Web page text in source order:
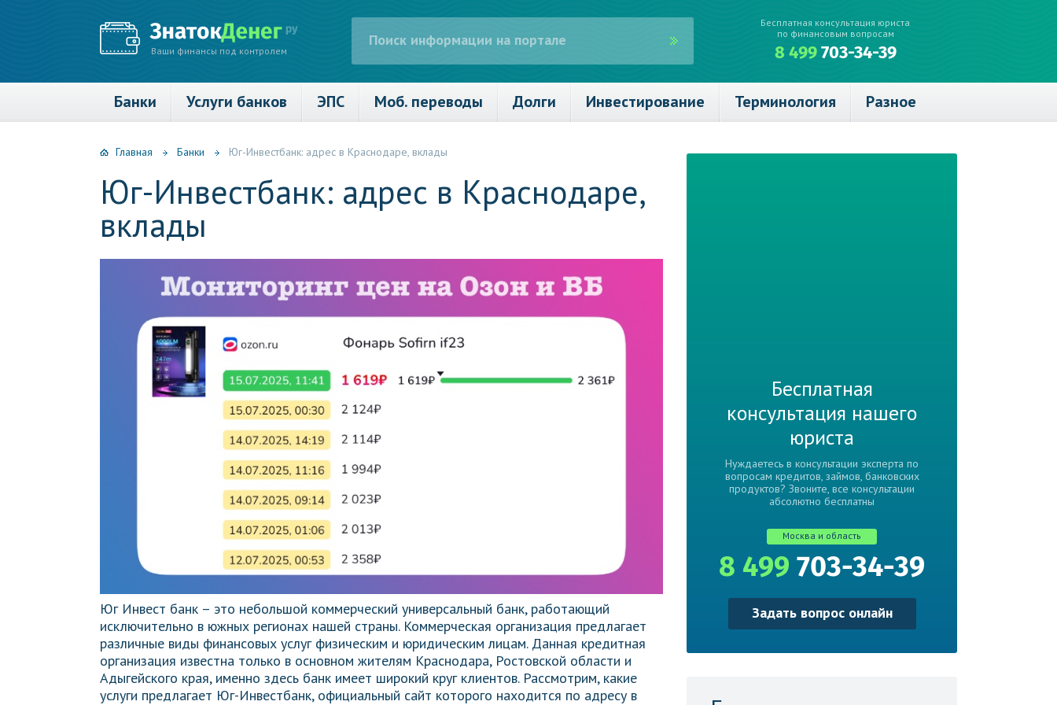
Ваши финансы под контролем
Бесплатная консультация юриста
по финансовым вопросам
8 499703-34-39
Банки Услуги банков ЭПС Моб. переводы Долги Инвестирование Терминология Разное
Главная Банки Юг-Инвестбанк: адрес в Краснодаре, вклады
Юг-Инвестбанк: адрес в Краснодаре,
вклады
Юг Инвест банк – это небольшой коммерческий универсальный банк, работающий
исключительно в южных регионах нашей страны. Коммерческая организация предлагает
различные виды финансовых услуг физическим и юридическим лицам. Данная кредитная
организация известна только в основном жителям Краснодара, Ростовской области и
Адыгейского края, именно здесь банк имеет широкий круг клиентов. Рассмотрим, какие
услуги предлагает Юг-Инвестбанк, официальный сайт которого находится по адресу в
Бесплатная
консультация нашего
юриста
Нуждаетесь в консультации эксперта по
вопросам кредитов, займов, банковских
продуктов? Звоните, все консультации
абсолютно бесплатны
Москва и область
8 499 703-34-39
Задать вопрос онлайн